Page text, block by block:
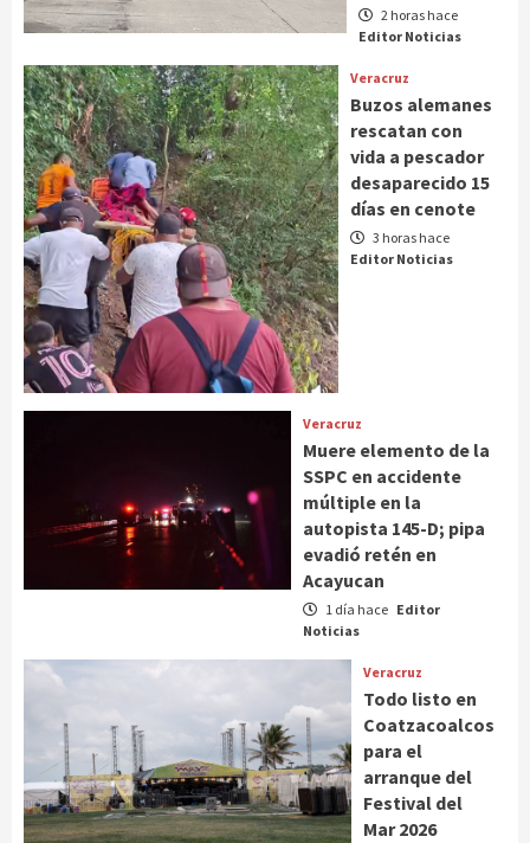
2 horas hace
Editor Noticias
Veracruz
Buzos alemanes
rescatan con
vida a pescador
desaparecido 15
días en cenote
3 horas hace
Editor Noticias
Veracruz
Muere elemento de la
SSPC en accidente
múltiple en la
autopista 145-D; pipa
evadió retén en
Acayucan
1 día hace Editor
Noticias
Veracruz
Todo listo en
Coatzacoalcos
para el
arranque del
Festival del
Mar 2026